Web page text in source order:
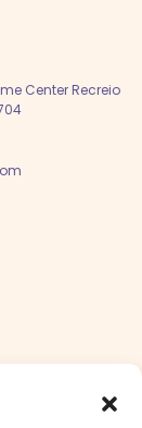
Center Recreio